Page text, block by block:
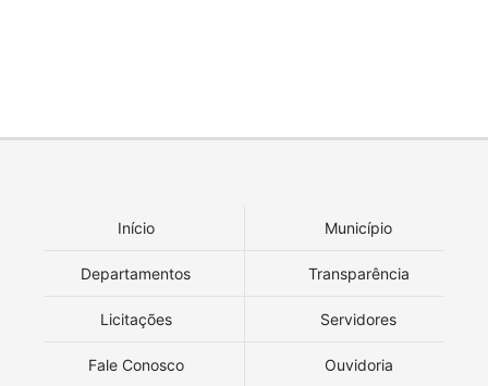
Início Município
Departamentos Transparência
Licitações Servidores
Fale Conosco Ouvidoria